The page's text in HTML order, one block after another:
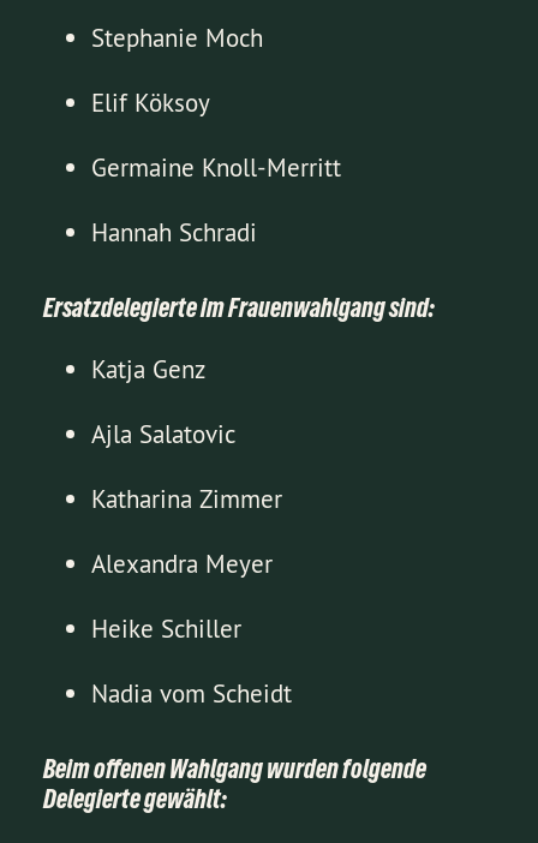
Stephanie Moch
Elif Köksoy
Germaine Knoll-Merritt
Hannah Schradi
Ersatzdelegierte im Frauenwahlgang sind:
Katja Genz
Ajla Salatovic
Katharina Zimmer
Alexandra Meyer
Heike Schiller
Nadia vom Scheidt
Beim offenen Wahlgang wurden folgende
Delegierte gewählt: